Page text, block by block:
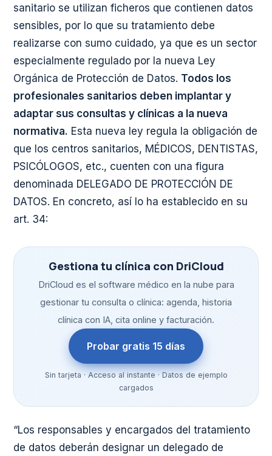
sanitario se utilizan ficheros que contienen datos
sensibles, por lo que su tratamiento debe
realizarse con sumo cuidado, ya que es un sector
especialmente regulado por la nueva Ley
Orgánica de Protección de Datos. Todos los
profesionales sanitarios deben implantar y
adaptar sus consultas y clínicas a la nueva
normativa. Esta nueva ley regula la obligación de
que los centros sanitarios, MÉDICOS, DENTISTAS,
PSICÓLOGOS, etc., cuenten con una figura
denominada DELEGADO DE PROTECCIÓN DE
DATOS. En concreto, así lo ha establecido en su
art. 34:
Gestiona tu clínica con DriCloud
DriCloud es el software médico en la nube para
gestionar tu consulta o clínica: agenda, historia
clínica con IA, cita online y facturación.
Probar gratis 15 días
Sin tarjeta · Acceso al instante · Datos de ejemplo
cargados
“Los responsables y encargados del tratamiento
de datos deberán designar un delegado de